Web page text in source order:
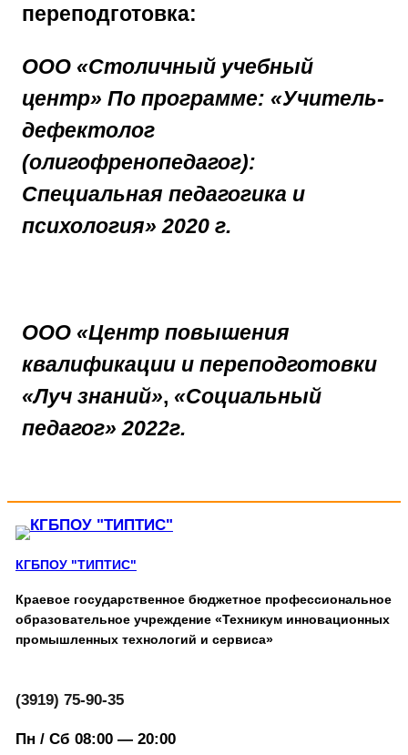
переподготовка:
ООО «Столичный учебный
центр» По программе: «Учитель-
дефектолог
(олигофренопедагог):
Специальная педагогика и
психология» 2020 г.
ООО «Центр повышения
квалификации и переподготовки
«Луч знаний», «Социальный
педагог» 2022г.
КГБПОУ "ТИПТИС"
Краевое государственное бюджетное профессиональное
образовательное учреждение «Техникум инновационных
промышленных технологий и сервиса»
(3919) 75-90-35
Пн / Сб 08:00 — 20:00